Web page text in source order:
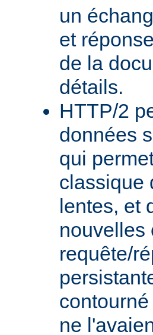
un
et
de la
détails.
HTTP/2
données
qui
classique
lentes, et
nouvelles
requête/
ne